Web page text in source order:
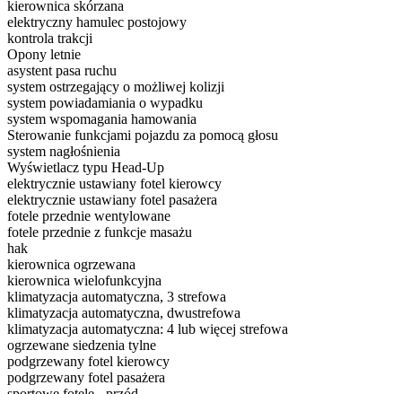
kierownica skórzana
elektryczny hamulec postojowy
kontrola trakcji
Opony letnie
asystent pasa ruchu
system ostrzegający o możliwej kolizji
system powiadamiania o wypadku
system wspomagania hamowania
Sterowanie funkcjami pojazdu za pomocą głosu
system nagłośnienia
Wyświetlacz typu Head-Up
elektrycznie ustawiany fotel kierowcy
elektrycznie ustawiany fotel pasażera
fotele przednie wentylowane
fotele przednie z funkcje masażu
hak
kierownica ogrzewana
kierownica wielofunkcyjna
klimatyzacja automatyczna, 3 strefowa
klimatyzacja automatyczna, dwustrefowa
klimatyzacja automatyczna: 4 lub więcej strefowa
ogrzewane siedzenia tylne
podgrzewany fotel kierowcy
podgrzewany fotel pasażera